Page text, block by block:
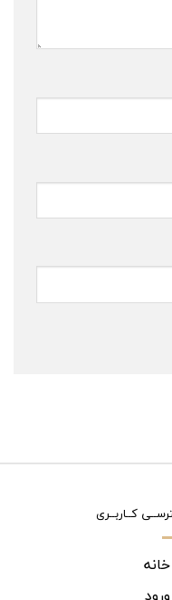
کــاربــری
خانه